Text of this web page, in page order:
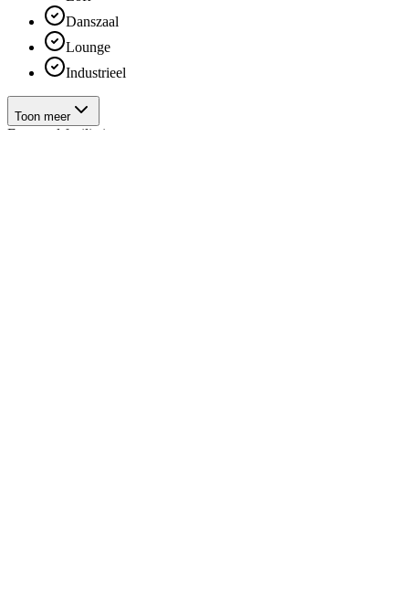
Danszaal
Lounge
Industrieel
Toon meer
Feestzaal faciliteiten